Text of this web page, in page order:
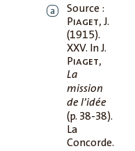
a
Source :
Piaget, J.
(1915).
XXV. In J.
Piaget,
La
mission
de l’idée
(p. 38-38).
La
Concorde.